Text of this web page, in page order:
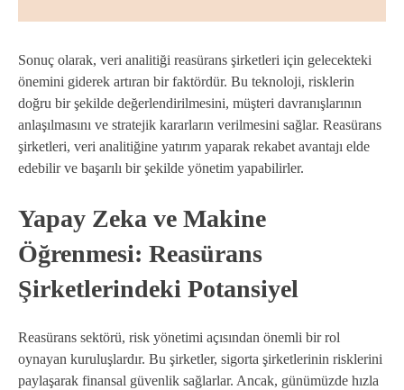
Sonuç olarak, veri analitiği reasürans şirketleri için gelecekteki
önemini giderek artıran bir faktördür. Bu teknoloji, risklerin
doğru bir şekilde değerlendirilmesini, müşteri davranışlarının
anlaşılmasını ve stratejik kararların verilmesini sağlar. Reasürans
şirketleri, veri analitiğine yatırım yaparak rekabet avantajı elde
edebilir ve başarılı bir şekilde yönetim yapabilirler.
Yapay Zeka ve Makine
Öğrenmesi: Reasürans
Şirketlerindeki Potansiyel
Reasürans sektörü, risk yönetimi açısından önemli bir rol
oynayan kuruluşlardır. Bu şirketler, sigorta şirketlerinin risklerini
paylaşarak finansal güvenlik sağlarlar. Ancak, günümüzde hızla